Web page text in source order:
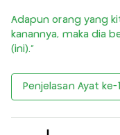
Adapun orang yang
kanannya, maka dia
(ini).”
Penjelasan Ayat ke-